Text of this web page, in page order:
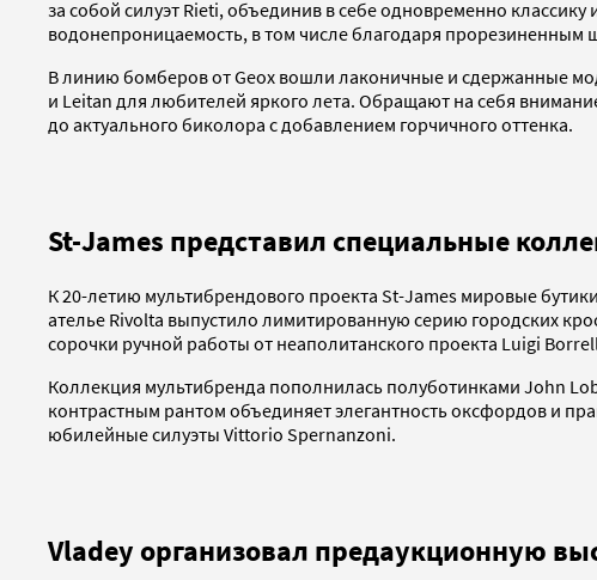
за собой силуэт Rieti, объединив в себе одновременно
водонепроницаемость, в том числе благодаря прорезиненным
В линию бомберов от Geox вошли лаконичные и сдержанные
и Leitan для любителей яркого лета. Обращают на себя
до актуального биколора с добавлением горчичного оттенка.
St-James представил специальные
К 20-летию мультибрендового проекта St-James мировые
ателье Rivolta выпустило лимитированную серию городских
сорочки ручной работы от неаполитанского проекта Luigi
Коллекция мультибренда пополнилась полуботинками John
контрастным рантом объединяет элегантность оксфордов и
юбилейные силуэты Vittorio Spernanzoni.
Vladey организовал предаукционную